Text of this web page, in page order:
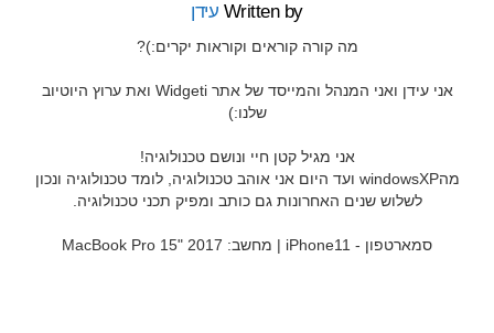
Written by עידן
מה קורה קוראים וקוראות יקרים:)?
אני עידן ואני המנהל והמייסד של אתר Widgeti ואת ערוץ היוטיוב
שלנו:)
אני מגיל קטן חיי ונושם טכנולוגיה!
מהwindowsXP ועד היום אני אוהב טכנולוגיה, לומד טכנולוגיה ונכון
לשלוש שנים האחרונות גם כותב ומפיק תכני טכנולוגיה.
סמארטפון - iPhone11 | מחשב: MacBook Pro 15" 2017